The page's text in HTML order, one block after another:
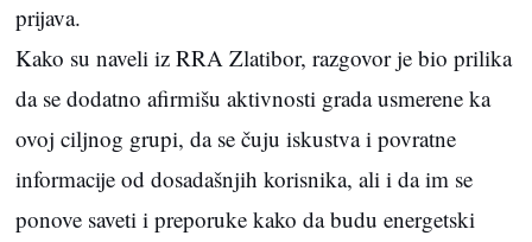
prijava.
Kako su naveli iz RRA Zlatibor, razgovor je bio prilika
da se dodatno afirmišu aktivnosti grada usmerene ka
ovoj ciljnog grupi, da se čuju iskustva i povratne
informacije od dosadašnjih korisnika, ali i da im se
ponove saveti i preporuke kako da budu energetski